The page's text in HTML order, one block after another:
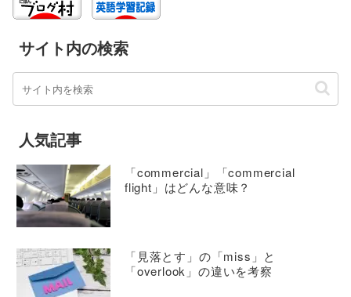
サイト内の検索
人気記事
「commercial」「commercial
flight」はどんな意味？
「見落とす」の「miss」と
「overlook」の違いを考察